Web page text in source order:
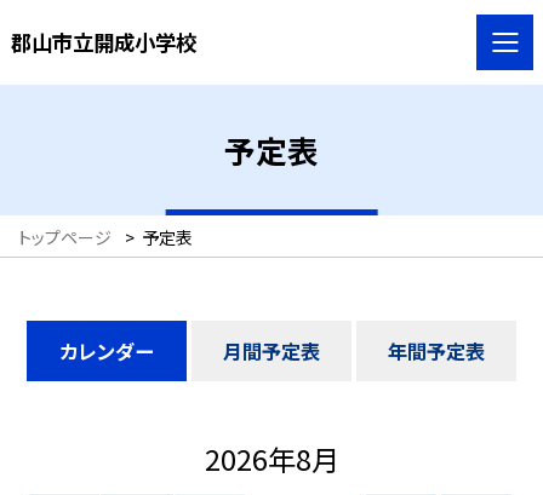
郡山市立開成小学校
予定表
トップページ > 予定表
カレンダー 月間予定表 年間予定表
2026年8月